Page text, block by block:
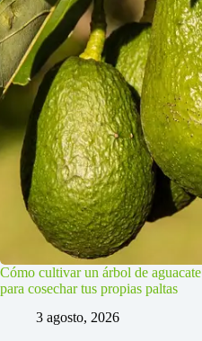
Cómo cultivar un árbol de
para cosechar tus propias paltas
3 agosto, 2026